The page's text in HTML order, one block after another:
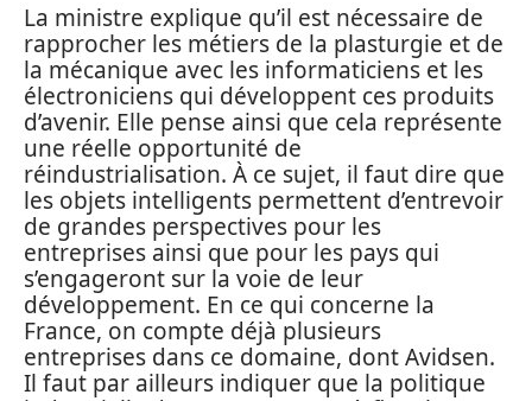
La ministre explique qu’il est nécessaire de
rapprocher les métiers de la plasturgie et de
la mécanique avec les informaticiens et les
électroniciens qui développent ces produits
d’avenir. Elle pense ainsi que cela représente
une réelle opportunité de
réindustrialisation. À ce sujet, il faut dire que
les objets intelligents permettent d’entrevoir
de grandes perspectives pour les
entreprises ainsi que pour les pays qui
s’engageront sur la voie de leur
développement. En ce qui concerne la
France, on compte déjà plusieurs
entreprises dans ce domaine, dont Avidsen.
Il faut par ailleurs indiquer que la politique